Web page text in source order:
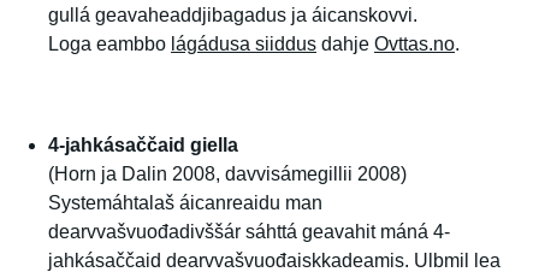
gullá geavaheaddjibagadus ja áicanskovvi.
Loga eambbo lágádusa siiddus dahje Ovttas.no.
4-jahkásaččaid giella
(Horn ja Dalin 2008, davvisámegillii 2008)
Systemáhtalaš áicanreaidu man
dearvvašvuođadivššár sáhttá geavahit máná 4-
jahkásaččaid dearvvašvuođaiskkadeamis. Ulbmil lea